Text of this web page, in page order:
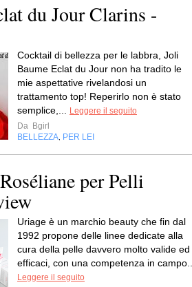
du Jour Clarins -
Cocktail di bellezza per le labbra, Joli
Baume Eclat du Jour non ha tradito le
mie aspettative rivelandosi un
trattamento top! Reperirlo non è stato
semplice,...
Leggere il seguito
Da Bgirl
BELLEZZA PER LEI
per Pelli
Uriage è un marchio beauty che fin dal
1992 propone delle linee dedicate alla
cura della pelle davvero molto valide ed
efficaci, con una competenza in
Leggere il seguito